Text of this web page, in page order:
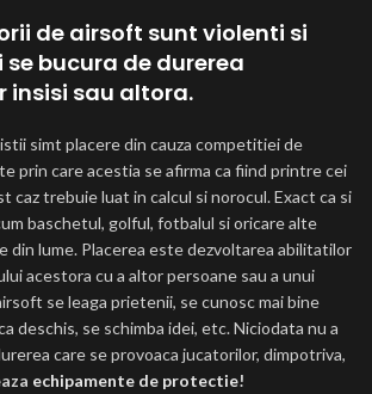
de airsoft sunt violenti si
bucura de durerea
insisi sau altora.
simt placere din cauza competitiei de
prin care acestia se afirma ca fiind printre cei
caz trebuie luat in calcul si norocul. Exact ca si
baschetul, golful, fotbalul si oricare alte
din lume. Placerea este dezvoltarea abilitatilor
acestora cu a altor persoane sau a unui
se leaga prietenii, se cunosc mai bine
deschis, se schimba idei, etc. Niciodata nu a
care se provoaca jucatorilor, dimpotriva,
echipamente de protectie!